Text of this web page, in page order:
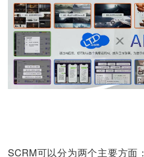
SCRM可以分为两个主要方面：